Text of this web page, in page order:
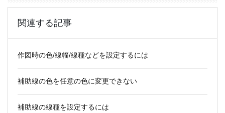
関連する記事
作図時の色/線幅/線種などを設定するには
補助線の色を任意の色に変更できない
補助線の線種を設定するには